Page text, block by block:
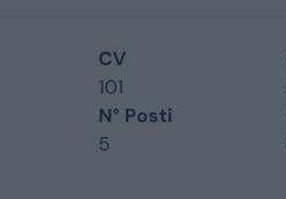
CV
101
N° Posti
5